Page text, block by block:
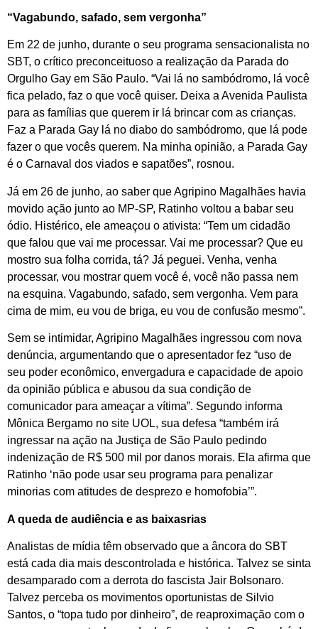
“Vagabundo, safado, sem vergonha”
Em 22 de junho, durante o seu programa sensacionalista no
SBT, o crítico preconceituoso a realização da Parada do
Orgulho Gay em São Paulo. “Vai lá no sambódromo, lá você
fica pelado, faz o que você quiser. Deixa a Avenida Paulista
para as famílias que querem ir lá brincar com as crianças.
Faz a Parada Gay lá no diabo do sambódromo, que lá pode
fazer o que vocês querem. Na minha opinião, a Parada Gay
é o Carnaval dos viados e sapatões”, rosnou.
Já em 26 de junho, ao saber que Agripino Magalhães havia
movido ação junto ao MP-SP, Ratinho voltou a babar seu
ódio. Histérico, ele ameaçou o ativista: “Tem um cidadão
que falou que vai me processar. Vai me processar? Que eu
mostro sua folha corrida, tá? Já peguei. Venha, venha
processar, vou mostrar quem você é, você não passa nem
na esquina. Vagabundo, safado, sem vergonha. Vem para
cima de mim, eu vou de briga, eu vou de confusão mesmo”.
Sem se intimidar, Agripino Magalhães ingressou com nova
denúncia, argumentando que o apresentador fez “uso de
seu poder econômico, envergadura e capacidade de apoio
da opinião pública e abusou da sua condição de
comunicador para ameaçar a vítima”. Segundo informa
Mônica Bergamo no site UOL, sua defesa “também irá
ingressar na ação na Justiça de São Paulo pedindo
indenização de R$ 500 mil por danos morais. Ela afirma que
Ratinho ‘não pode usar seu programa para penalizar
minorias com atitudes de desprezo e homofobia’”.
A queda de audiência e as baixasrias
Analistas de mídia têm observado que a âncora do SBT
está cada dia mais descontrolada e histórica. Talvez se sinta
desamparado com a derrota do fascista Jair Bolsonaro.
Talvez perceba os movimentos oportunistas de Silvio
Santos, o “topa tudo por dinheiro”, de reaproximação com o